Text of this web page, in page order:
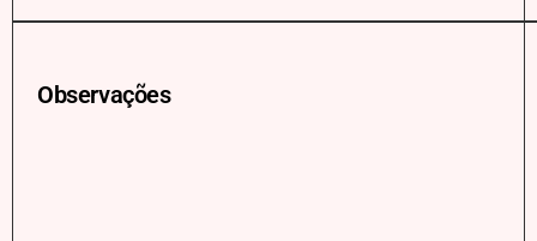
Observações